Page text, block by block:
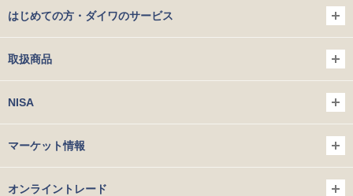
はじめての方・ダイワのサービス
取扱商品
NISA
マーケット情報
オンライントレード